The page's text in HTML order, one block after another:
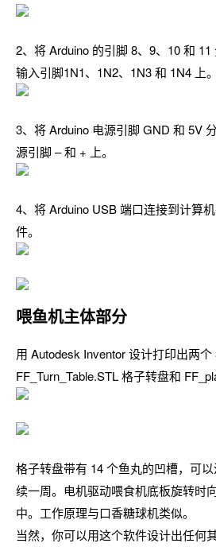
2、将 Arduino 的引脚 8、9、10 和
输入引脚1N1、1N2、1N3 和 1N4 上。
3、将 Arduino 电源引脚 GND 和 5V
源引脚 – 和 + 上。
4、将 Arduino USB 端口连接到计算
件。
喂鱼机主体部分
用 Autodesk Inventor 设计打印出两
FF_Turn_Table.STL 格子转盘和
格子转盘带有 14 个鱼丸的凹槽，可
续一周。电机驱动喂食机底板旋转时
中。工作原理与口香糖球机类似。
当然，你可以用这个软件设计出任何